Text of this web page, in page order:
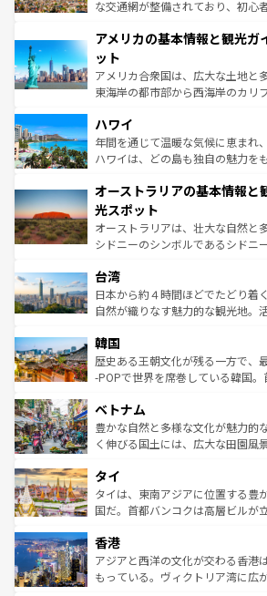
戦など、本場だからこそできる体
ンツ一覧を参照してほしい。
な交通網が整備されており、初心
の建物がそのまま残る町や、スイ
博物館もあり、アルプス観光だけ
ことができる。国民の所得が高い
者向けの交通パス提供のサービス
着のスイス情報は
アメリカの基本情報と観光ガ
ット
アメリカ合衆国は、広大な土地と
東海岸の都市部から西海岸のカリ
のような巨大都市は、観光、ショ
ンメントが詰まった刺激的なスポ
西部には大自然が広がり、グラン
部のニューオーリンズでは、音楽
文化が魅力。旅行者はアメリカの
しみながら、その多様性と豊かな
るだろう。車でのロードトリップ
情報は
ハワイ
年間を通じて温暖な気候に恵まれ
ハワイは、どの島も独自の魅力を
ワイ島は見逃せない。また、定番
島だが、静かな自然を求めるなら
おすすめ。エメラルドグリーンに
文化や歴史が息づいている。「ア
人々、おいしいローカルフードや
ク、伝統的なフラダンスなど、す
っている。訪れるたびに新しい発
はコンテンツ一覧
オーストラリアの基本情報と
光スポット
オーストラリアは、壮大な自然と
シドニーのシンボルであるシドニ
リアリーフや大陸中央部にそびえ
ク）、タスマニアの美しい原生林
ど、見どころがたくさん。また、
いる。アクティビティも充実して
ビング、ハイキングなど、アウト
い。オーストラリアの多彩な魅力
参照してほしい。
台湾
日本から約４時間ほどでたどり着
自然が織りなす魅力的な観光地。
ン）、静ひつな山岳地帯である台
と山間の静けさが共存しており、
驚きをもたらしてくれる。また、
容にもいいと評判のスイーツなど
が味わえる。 なお、新着の台湾
照してほしい。
韓国
歴史ある王朝文化が残る一方で、
-POPで世界を席巻している韓国
き、地方に足を延ばせば四季折々
できる。そして、キムチや焼肉、
まで、さまざまな韓国料理が待っ
リティに包まれながら、韓国の多
わってみてほしい。 なお
覧を参照してほしい。
ベトナム
豊かな自然と多様な文化が魅力的
く伸びる国土には、広大な田園風
急速な発展と共に伝統が息づく。
ーチミン市のフランス統治時代の
醸し出している。また、バラエテ
とつ。フォーやバインミー、ベト
ひ現地で味わいたい。どの地域を
が旅行者を迎えてくれるので、き
タイ
タイは、東南アジアに位置する豊
国だ。首都バンコクは高層ビルが
の活気が交差している。北部では
帯で自然と触れ合い、南部ではプ
いビーチでリゾート気分を楽しむ
香港
アジアと西洋の文化が交わる香港
もっている。ヴィクトリア湾に広